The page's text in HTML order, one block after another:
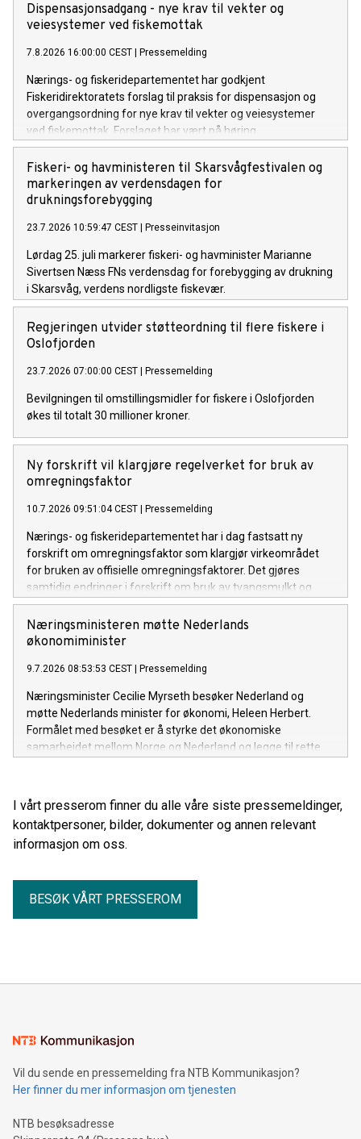
Dispensasjonsadgang - nye krav til vekter og
veiesystemer ved fiskemottak
7.8.2026 16:00:00 CEST | Pressemelding
Nærings- og fiskeridepartementet har godkjent
Fiskeridirektoratets forslag til praksis for dispensasjon og
overgangsordning for nye krav til vekter og veiesystemer
ved fiskemottak. Forslaget har vært på høring.
Fiskeri- og havministeren til Skarsvågfestivalen og
markeringen av verdensdagen for
drukningsforebygging
23.7.2026 10:59:47 CEST | Presseinvitasjon
Lørdag 25. juli markerer fiskeri- og havminister Marianne
Sivertsen Næss FNs verdensdag for forebygging av drukning
i Skarsvåg, verdens nordligste fiskevær.
Regjeringen utvider støtteordning til flere fiskere i
Oslofjorden
23.7.2026 07:00:00 CEST | Pressemelding
Bevilgningen til omstillingsmidler for fiskere i Oslofjorden
økes til totalt 30 millioner kroner.
Ny forskrift vil klargjøre regelverket for bruk av
omregningsfaktor
10.7.2026 09:51:04 CEST | Pressemelding
Nærings- og fiskeridepartementet har i dag fastsatt ny
forskrift om omregningsfaktor som klargjør virkeområdet
for bruken av offisielle omregningsfaktorer. Det gjøres
samtidig endringer i forskrift om bruk av tvangsmulkt og
overtredelsesgebyr ved brudd på havressurslova og
deltakerloven, i tråd med sanksjonsreglene i den nye
forskriften.
Næringsministeren møtte Nederlands
økonomiminister
9.7.2026 08:53:53 CEST | Pressemelding
Næringsminister Cecilie Myrseth besøker Nederland og
møtte Nederlands minister for økonomi, Heleen Herbert.
Formålet med besøket er å styrke det økonomiske
samarbeidet mellom Norge og Nederland og legge til rette
I vårt presserom finner du alle våre siste pressemeldinger,
kontaktpersoner, bilder, dokumenter og annen relevant
informasjon om oss.
BESØK VÅRT PRESSEROM
Vil du sende en pressemelding fra NTB Kommunikasjon?
Her finner du mer informasjon om tjenesten
NTB besøksadresse